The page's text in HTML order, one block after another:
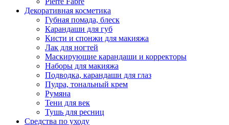
Декоративная косметика
Губная помада, блеск
Карандаши для губ
Кисти и спонжи для макияжа
Лак для ногтей
Маскирующие карандаши и корректоры
Наборы для макияжа
Подводка, карандаши для глаз
Пудра, тональный крем
Румяна
Тени для век
Тушь для ресниц
Средства по уходу